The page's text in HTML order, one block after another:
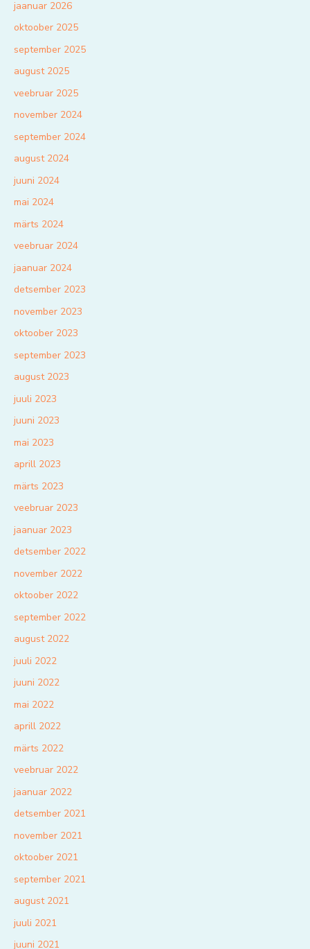
jaanuar 2026
oktoober 2025
september 2025
august 2025
veebruar 2025
november 2024
september 2024
august 2024
juuni 2024
mai 2024
märts 2024
veebruar 2024
jaanuar 2024
detsember 2023
november 2023
oktoober 2023
september 2023
august 2023
juuli 2023
juuni 2023
mai 2023
aprill 2023
märts 2023
veebruar 2023
jaanuar 2023
detsember 2022
november 2022
oktoober 2022
september 2022
august 2022
juuli 2022
juuni 2022
mai 2022
aprill 2022
märts 2022
veebruar 2022
jaanuar 2022
detsember 2021
november 2021
oktoober 2021
september 2021
august 2021
juuli 2021
juuni 2021